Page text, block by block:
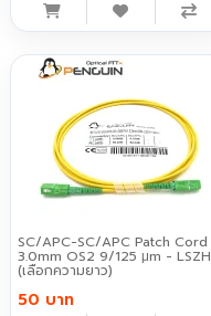
SC/APC-SC/APC Patch Cord
3.0mm OS2 9/125 μm - LSZH
(เลือกความยาว)
50 บาท